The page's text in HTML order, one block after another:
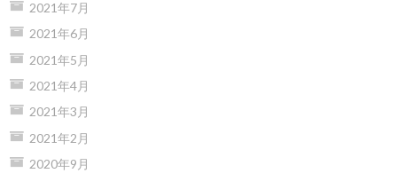
2021年7月
2021年6月
2021年5月
2021年4月
2021年3月
2021年2月
2020年9月